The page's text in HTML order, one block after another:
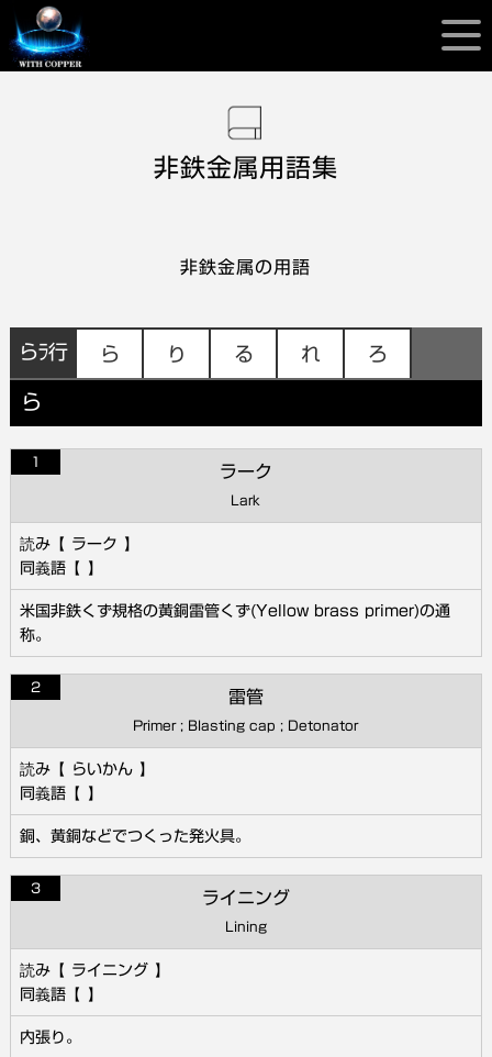
非鉄金属用語集
非鉄金属の用語
らﾗ行 ら り る れ ろ
ら
1
ラーク
Lark
ラーク
米国非鉄くず規格の黄銅雷管くず(Yellow brass primer)の通
称。
2
雷管
Primer ; Blasting cap ; Detonator
らいかん
銅、黄銅などでつくった発火具。
3
ライニング
Lining
ライニング
内張り。